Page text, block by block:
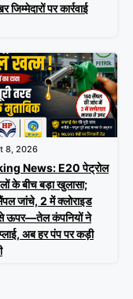
पर कार्रवाई
8, 2026
News: E20 पेट्रोल
के बीच बड़ा खुलासा;
जांचे, 2 में क्लोराइड
ऊपर—तेल कंपनियों ने
अब हर पंप पर कड़ी